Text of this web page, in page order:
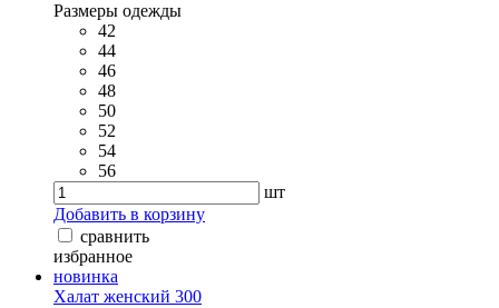
Размеры одежды
42
44
46
48
50
52
54
56
шт
Добавить в корзину
сравнить
избранное
новинка
Халат женский 300